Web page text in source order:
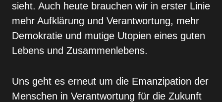
sieht. Auch heute brauchen wir in erster Linie
mehr Aufklä­rung und Verantwortung, mehr
Demokratie und mu­tige Utopien eines guten
Lebens und Zusammenle­bens.
Uns geht es erneut um die Emanzipation der
Men­schen in Verantwortung für die Zukunft